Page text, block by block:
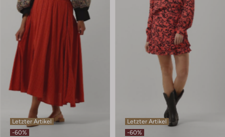
Letzter Artikel
-60%
Letzter Artikel
-60%